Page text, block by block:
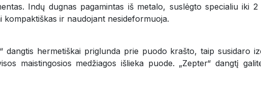
Indų dugnas pagamintas iš metalo, suslėgto specialiu
ir naudojant nesideformuoja.
dangtis hermetiškai priglunda prie puodo krašto, taip susidaro
maistingosios medžiagos išlieka puode. „Zepter“ dangtį